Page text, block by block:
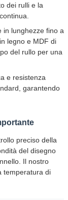
dei rulli e la
in lunghezze fino a
legno e MDF di
del rullo per una
e resistenza
garantendo
preciso della
del disegno
Il nostro
temperatura di